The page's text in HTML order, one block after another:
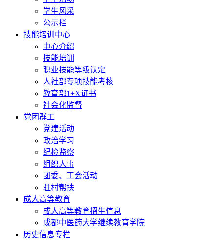
学生风采
公示栏
技能培训中心
中心介绍
技能培训
职业技能等级认定
人社部专项技能考核
教育部1+X证书
社会化监督
党团群工
党建活动
政治学习
纪检监察
组织人事
团委、工会活动
驻村帮扶
成人高等教育
成人高等教育招生信息
成都中医药大学继续教育学院
历史信息专栏